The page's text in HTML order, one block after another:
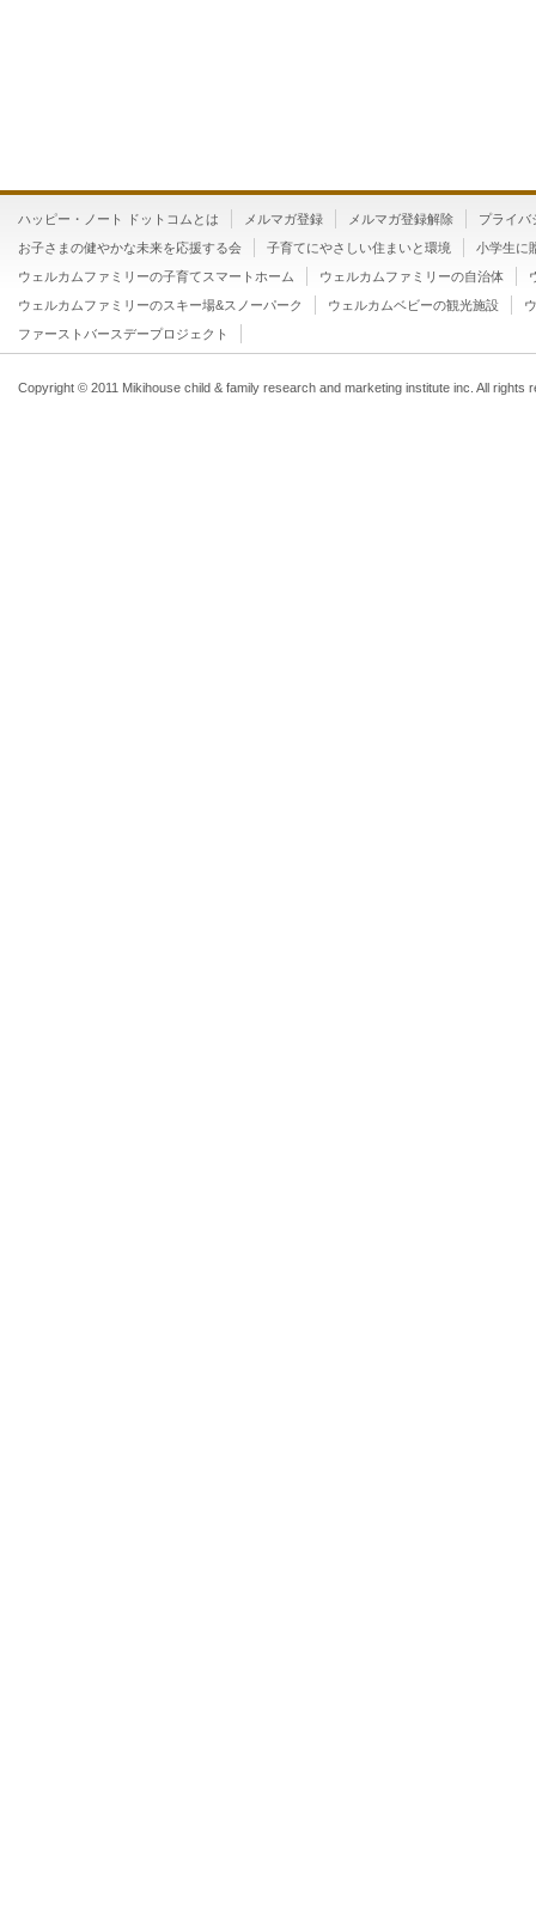
ハッピー・ノート ドットコムとは メルマガ登録 メルマガ登録解除
プライバ
お子さまの健やかな未来を応援する会
子育てにやさしい住まいと環境
小学生に
ウェルカムファミリーの子育てスマートホーム
ウェルカムファミリーの自治体
ウェルカムファミリーのスキー場&スノーパーク
ウェルカムベビーの観光施設
ファーストバースデープロジェクト
Copyright © 2011 Mikihouse child & family research and marketing institute inc. All rights